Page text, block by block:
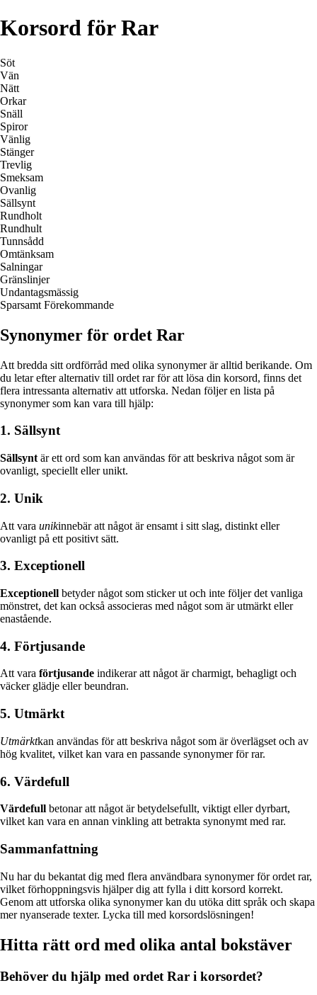
Korsord för Rar
Söt
Vän
Nätt
Orkar
Snäll
Spiror
Vänlig
Stänger
Trevlig
Smeksam
Ovanlig
Sällsynt
Rundholt
Rundhult
Tunnsådd
Omtänksam
Salningar
Gränslinjer
Undantagsmässig
Sparsamt Förekommande
Synonymer för ordet Rar
Att bredda sitt ordförråd med olika synonymer är alltid berikande. Om
du letar efter alternativ till ordet rar för att lösa din korsord, finns det
flera intressanta alternativ att utforska. Nedan följer en lista på
synonymer som kan vara till hjälp:
1. Sällsynt
Sällsynt är ett ord som kan användas för att beskriva något som är
ovanligt, speciellt eller unikt.
2. Unik
Att vara unikinnebär att något är ensamt i sitt slag, distinkt eller
ovanligt på ett positivt sätt.
3. Exceptionell
Exceptionell betyder något som sticker ut och inte följer det vanliga
mönstret, det kan också associeras med något som är utmärkt eller
enastående.
4. Förtjusande
Att vara förtjusande indikerar att något är charmigt, behagligt och
väcker glädje eller beundran.
5. Utmärkt
Utmärktkan användas för att beskriva något som är överlägset och av
hög kvalitet, vilket kan vara en passande synonymer för rar.
6. Värdefull
Värdefull betonar att något är betydelsefullt, viktigt eller dyrbart,
vilket kan vara en annan vinkling att betrakta synonymt med rar.
Sammanfattning
Nu har du bekantat dig med flera användbara synonymer för ordet rar,
vilket förhoppningsvis hjälper dig att fylla i ditt korsord korrekt.
Genom att utforska olika synonymer kan du utöka ditt språk och skapa
mer nyanserade texter. Lycka till med korsordslösningen!
Hitta rätt ord med olika antal bokstäver
Behöver du hjälp med ordet Rar i korsordet?